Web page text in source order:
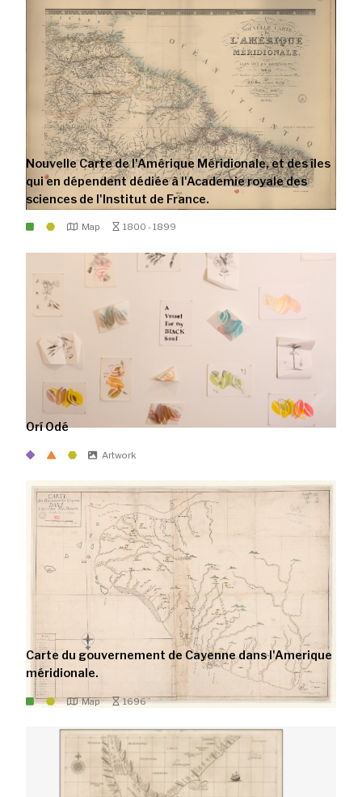
Nouvelle Carte de l'Amérique Méridionale, et des îles
qui en dépendent dédiée à l'Academie royale des
sciences de l'Institut de France.
Map 1800 - 1899
Orí Odé
Artwork
Carte du gouvernement de Cayenne dans l'Amerique
méridionale.
Map 1696